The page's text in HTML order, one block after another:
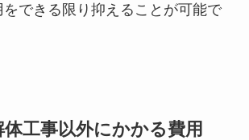
をできる限り抑えることが可能で
工事以外にかかる費用